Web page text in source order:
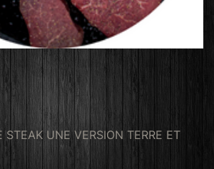
STEAK UNE VERSION TERRE ET